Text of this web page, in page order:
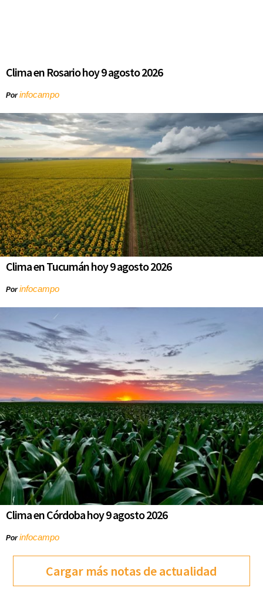
Clima en Rosario hoy 9 agosto 2026
Porinfocampo
Clima en Tucumán hoy 9 agosto 2026
Porinfocampo
Clima en Córdoba hoy 9 agosto 2026
Porinfocampo
Cargar más notas de actualidad